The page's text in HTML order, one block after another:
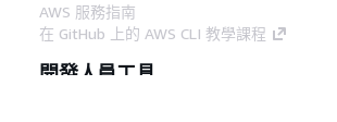
AWS 服務指南
在 GitHub 上的 AWS CLI 教學課程
開發人員工具